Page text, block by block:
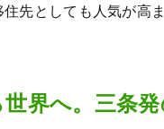
先としても人気が高
界へ。三条